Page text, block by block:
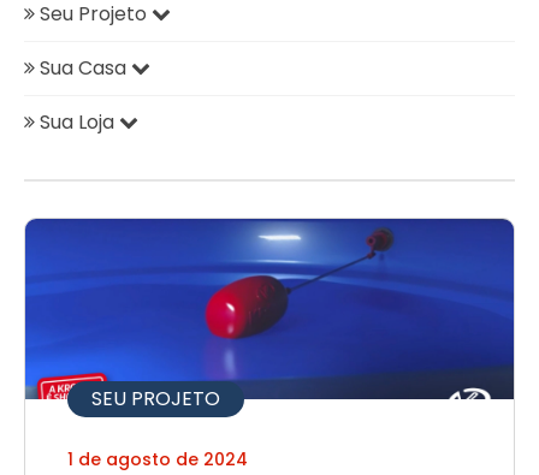
SEU PROJETO
1 de agosto de 2024
Seu Projeto
Sua Casa
Sua Loja